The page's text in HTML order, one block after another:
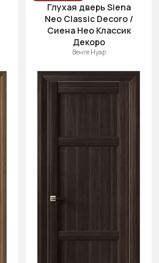
Глухая дверь Siena
Neo Classic Decoro /
Сиена Нео Классик
Декоро
Венге Нуар